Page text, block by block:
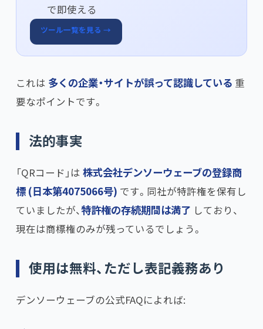
で即使える
ツール一覧を見る →
これは 多くの企業・サイトが誤って認識している 重
要なポイントです。
法的事実
「QRコード」は 株式会社デンソーウェーブの登録商
標 (日本第4075066号) です。同社が特許権を保有し
ていましたが、​ 特許権の存続期間は満了 しており、
現在は商標権のみが残っているでしょう。
使用は無料、ただし表記義務あり
デンソーウェーブの公式FAQによれば: